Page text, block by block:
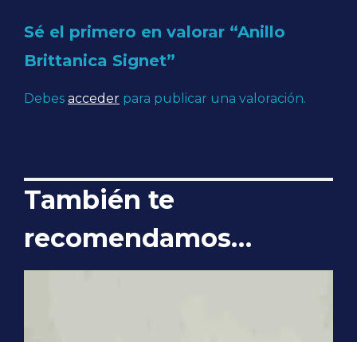
Sé el primero en valorar “Anillo
Brittanica Signet”
Debes acceder para publicar una valoración.
También te
recomendamos…